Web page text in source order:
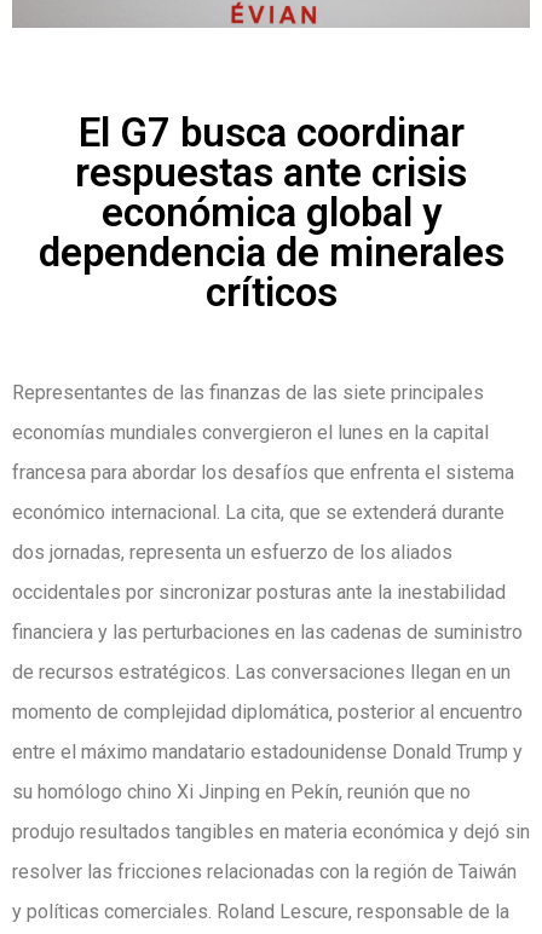
El G7 busca coordinar
respuestas ante crisis
económica global y
dependencia de minerales
críticos
Representantes de las finanzas de las siete principales
economías mundiales convergieron el lunes en la capital
francesa para abordar los desafíos que enfrenta el sistema
económico internacional. La cita, que se extenderá durante
dos jornadas, representa un esfuerzo de los aliados
occidentales por sincronizar posturas ante la inestabilidad
financiera y las perturbaciones en las cadenas de suministro
de recursos estratégicos. Las conversaciones llegan en un
momento de complejidad diplomática, posterior al encuentro
entre el máximo mandatario estadounidense Donald Trump y
su homólogo chino Xi Jinping en Pekín, reunión que no
produjo resultados tangibles en materia económica y dejó sin
resolver las fricciones relacionadas con la región de Taiwán
y políticas comerciales. Roland Lescure, responsable de la